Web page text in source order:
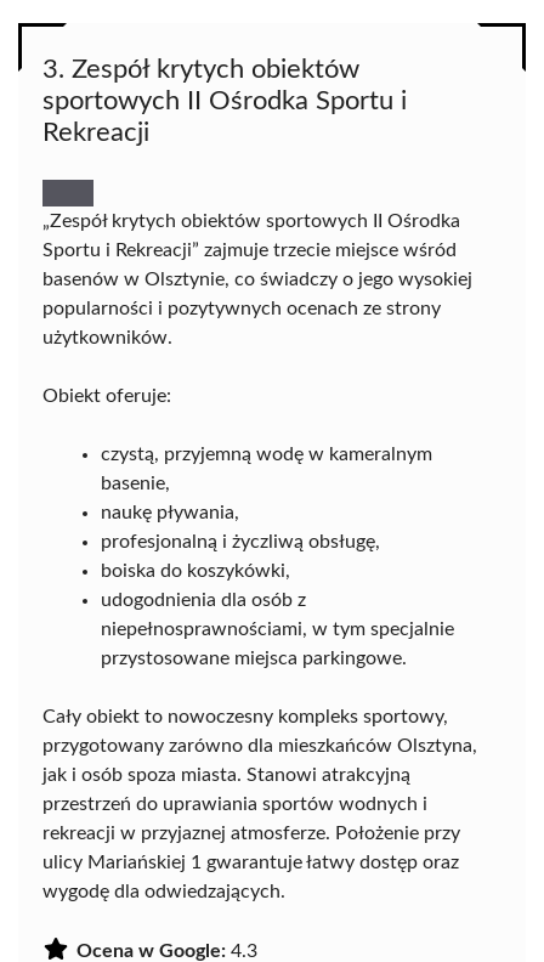
3. Zespół krytych obiektów
sportowych II Ośrodka Sportu i
Rekreacji
„Zespół krytych obiektów sportowych II Ośrodka
Sportu i Rekreacji” zajmuje trzecie miejsce wśród
basenów w Olsztynie, co świadczy o jego wysokiej
popularności i pozytywnych ocenach ze strony
użytkowników.
Obiekt oferuje:
czystą, przyjemną wodę w kameralnym
basenie,
naukę pływania,
profesjonalną i życzliwą obsługę,
boiska do koszykówki,
udogodnienia dla osób z
niepełnosprawnościami, w tym specjalnie
przystosowane miejsca parkingowe.
Cały obiekt to nowoczesny kompleks sportowy,
przygotowany zarówno dla mieszkańców Olsztyna,
jak i osób spoza miasta. Stanowi atrakcyjną
przestrzeń do uprawiania sportów wodnych i
rekreacji w przyjaznej atmosferze. Położenie przy
ulicy Mariańskiej 1 gwarantuje łatwy dostęp oraz
wygodę dla odwiedzających.
Ocena w Google: 4.3